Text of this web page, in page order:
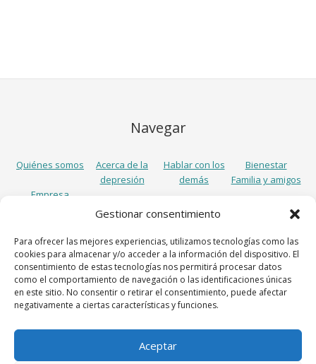
Gestionar consentimiento
Para ofrecer las mejores experiencias, utilizamos tecnologías como las
cookies para almacenar y/o acceder a la información del dispositivo. El
consentimiento de estas tecnologías nos permitirá procesar datos
como el comportamiento de navegación o las identificaciones únicas
en este sitio. No consentir o retirar el consentimiento, puede afectar
negativamente a ciertas características y funciones.
Aceptar
Navegar
Quiénes somos
Acerca de la
depresión
Hablar con los
demás
Bienestar
Familia y amigos
Empresa
Síguenos